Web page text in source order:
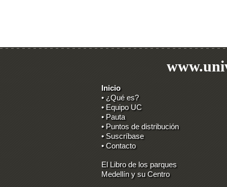
Inicio
• ¿Qué es?
• Equipo UC
• Pauta
• Puntos de distribución
• Suscríbase
• Contacto
El Libro de los parques
Medellín y su Centro